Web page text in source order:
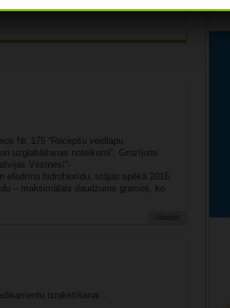
06/08/2026
Nr. 175 “Recepšu veidlapu
uzglabāšanas noteikumi”. Grozījumi
Vēstnesī”-
efedrīna hidrohlorīdu, stājas spēkā 2016.
– maksimālais daudzums gramos, ko
Atbildēt
izrakstīšanai…